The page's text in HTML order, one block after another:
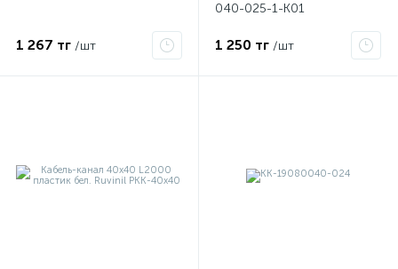
1 267 тг /шт
040-025-1-K01
1 250 тг /шт